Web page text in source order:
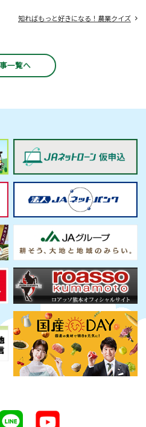
知ればもっと好きになる！農業クイズ
一覧へ